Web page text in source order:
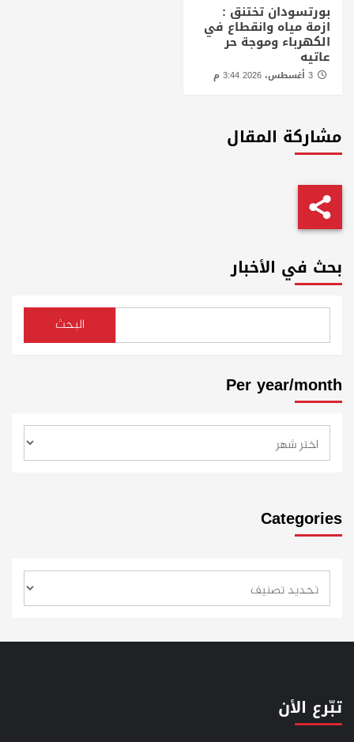
بورتسودان تختنق :
ازمة مياه وانقطاع في
الكهرباء وموجة حر
عاتيه
مشاركة المقال
بحث في الأخبار
البحث
Per year/month
Categories
تبّرع الأن